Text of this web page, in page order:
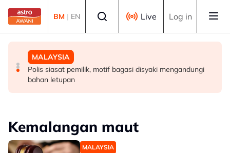
Skip to main content
BM | EN Live Log in
MALAYSIA
RM4.06 bilion laksana projek bekalan air luar bandar di
Sabah - Ahmad Zahid
MALAYSIA
Perak teliti bantuan kepada lebih 1,200 pesawah
terjejas cuaca panas, bekalan air
MALAYSIA
Polis siasat pemilik, motif bagasi disyaki mengandungi
bahan letupan
Kemalangan maut
MALAYSIA